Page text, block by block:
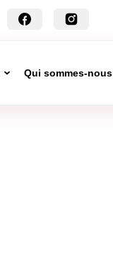
Qui sommes-nous